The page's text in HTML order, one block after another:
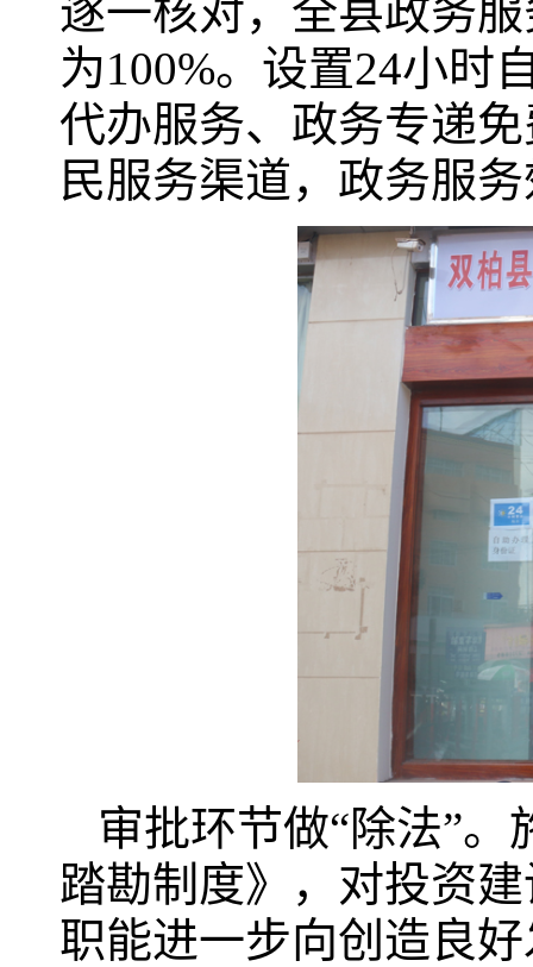
逐一核对，全县政务
为100%。设置24小时
代办服务、政务专递
民服务渠道，政务服
审批环节做“除法”
踏勘制度》，对投资
职能进一步向创造良